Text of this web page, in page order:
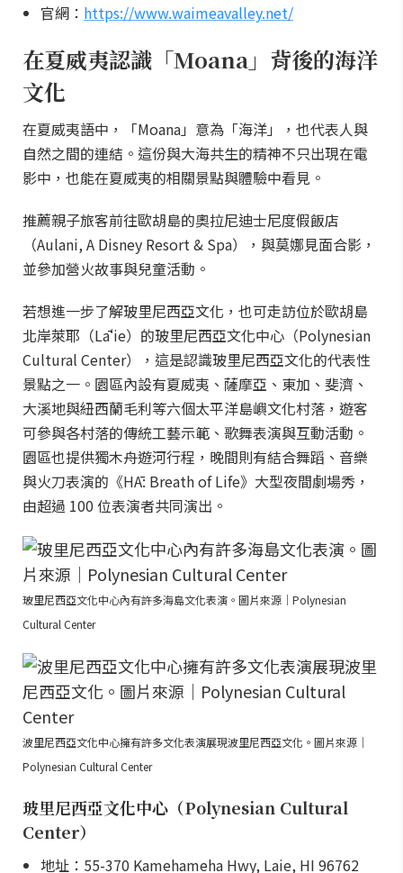
官網： https://www.waimeavalley.net/
在夏威夷認識「Moana」背後的海洋
文化
在夏威夷語中，「Moana」意為「海洋」，也代表人與
自然之間的連結。這份與大海共生的精神不只出現在電
影中，也能在夏威夷的相關景點與體驗中看見。
推薦親子旅客前往歐胡島的奧拉尼迪士尼度假飯店
（Aulani, A Disney Resort & Spa），與莫娜見面合影，
並參加營火故事與兒童活動。
若想進一步了解玻里尼西亞文化，也可走訪位於歐胡島
北岸萊耶（Lāʻie）的玻里尼西亞文化中心（Polynesian
Cultural Center），這是認識玻里尼西亞文化的代表性
景點之一。園區內設有夏威夷、薩摩亞、東加、斐濟、
大溪地與紐西蘭毛利等六個太平洋島嶼文化村落，遊客
可參與各村落的傳統工藝示範、歌舞表演與互動活動。
園區也提供獨木舟遊河行程，晚間則有結合舞蹈、音樂
與火刀表演的《HĀ: Breath of Life》大型夜間劇場秀，
由超過 100 位表演者共同演出。
玻里尼西亞文化中心內有許多海島文化表演。圖片來源｜Polynesian
Cultural Center
波里尼西亞文化中心擁有許多文化表演展現波里尼西亞文化。圖片來源｜
Polynesian Cultural Center
玻里尼西亞文化中心（Polynesian Cultural
Center）
地址：55-370 Kamehameha Hwy, Laie, HI 96762